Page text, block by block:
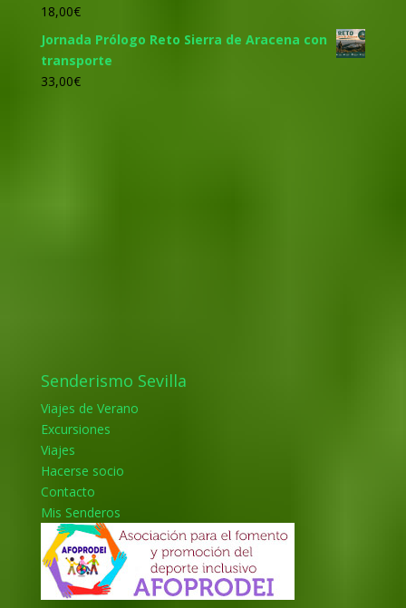
18,00€
Jornada Prólogo Reto Sierra de Aracena con
transporte
33,00€
Senderismo Sevilla
Viajes de Verano
Excursiones
Viajes
Hacerse socio
Contacto
Mis Senderos